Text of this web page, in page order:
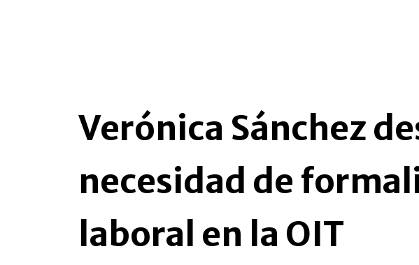
Verónica Sánchez
necesidad de
laboral en la OIT